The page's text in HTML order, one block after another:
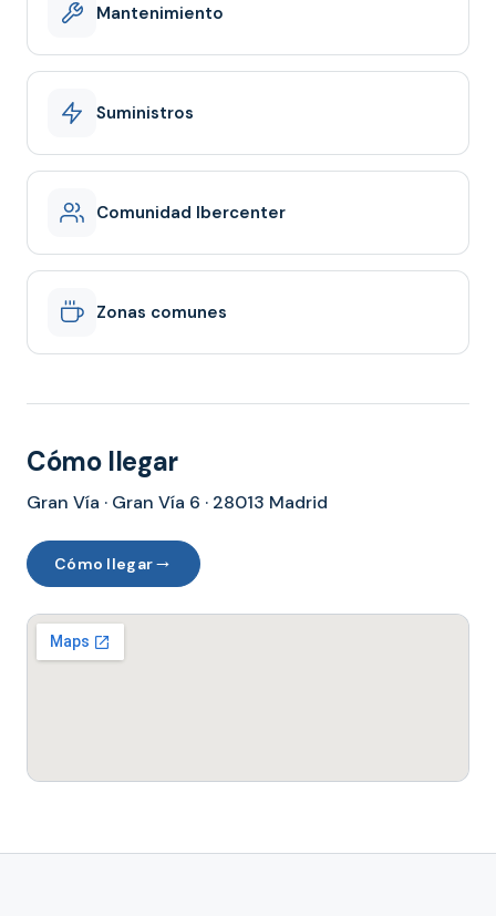
Mantenimiento
Suministros
Comunidad Ibercenter
Zonas comunes
Cómo llegar
Gran Vía · Gran Vía 6 · 28013 Madrid
Cómo llegar→